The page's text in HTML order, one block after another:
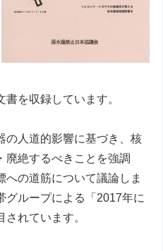
を収録しています。
の人道的影響に基づき、核
廃絶するべきことを強調
への道筋について議論しま
グループによる「2017年に
れています。